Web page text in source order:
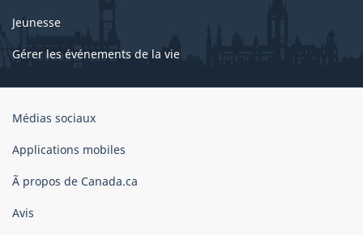
Jeunesse
Gérer les événements de la vie
Organisation
gouvernement
Canada
Médias sociaux
Applications mobiles
Ã propos de Canada.ca
Avis